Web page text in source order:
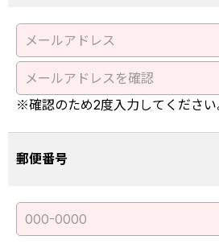
※確認のため2度入力してください
郵便番号